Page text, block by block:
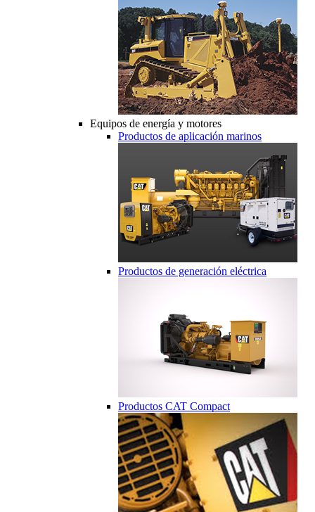
Equipos de energía y motores
Productos de aplicación marinos
Productos de generación eléctrica
Productos CAT Compact